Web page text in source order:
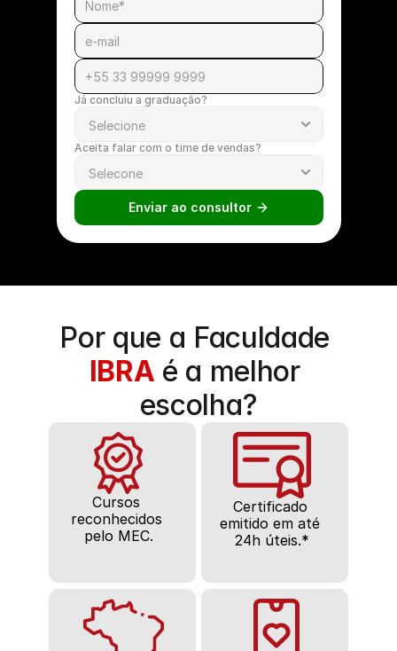
Já concluiu a graduação?
Aceita falar com o time de vendas?
Enviar ao consultor
Por que a Faculdade
IBRA é a melhor
escolha?
Cursos
reconhecidos
pelo MEC.
Certificado
emitido em até
24h úteis.*